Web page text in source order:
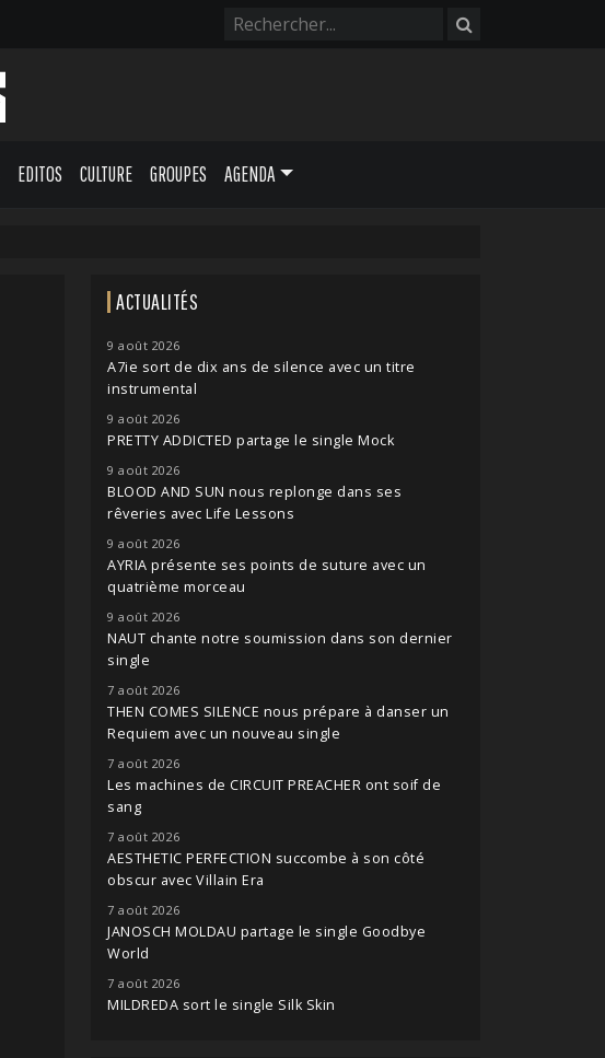
EDITOS CULTURE GROUPES AGENDA
ACTUALITÉS
9 août 2026
A7ie sort de dix ans de silence avec un titre
instrumental
9 août 2026
PRETTY ADDICTED partage le single Mock
9 août 2026
BLOOD AND SUN nous replonge dans ses
rêveries avec Life Lessons
9 août 2026
AYRIA présente ses points de suture avec un
quatrième morceau
9 août 2026
NAUT chante notre soumission dans son dernier
single
7 août 2026
THEN COMES SILENCE nous prépare à danser un
Requiem avec un nouveau single
7 août 2026
Les machines de CIRCUIT PREACHER ont soif de
sang
7 août 2026
AESTHETIC PERFECTION succombe à son côté
obscur avec Villain Era
7 août 2026
JANOSCH MOLDAU partage le single Goodbye
World
7 août 2026
MILDREDA sort le single Silk Skin